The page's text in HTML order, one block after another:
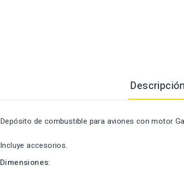
Descripción
Depósito de combustible para aviones con motor
Incluye accesorios.
Dimensiones: